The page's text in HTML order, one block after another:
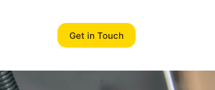
Get in Touch